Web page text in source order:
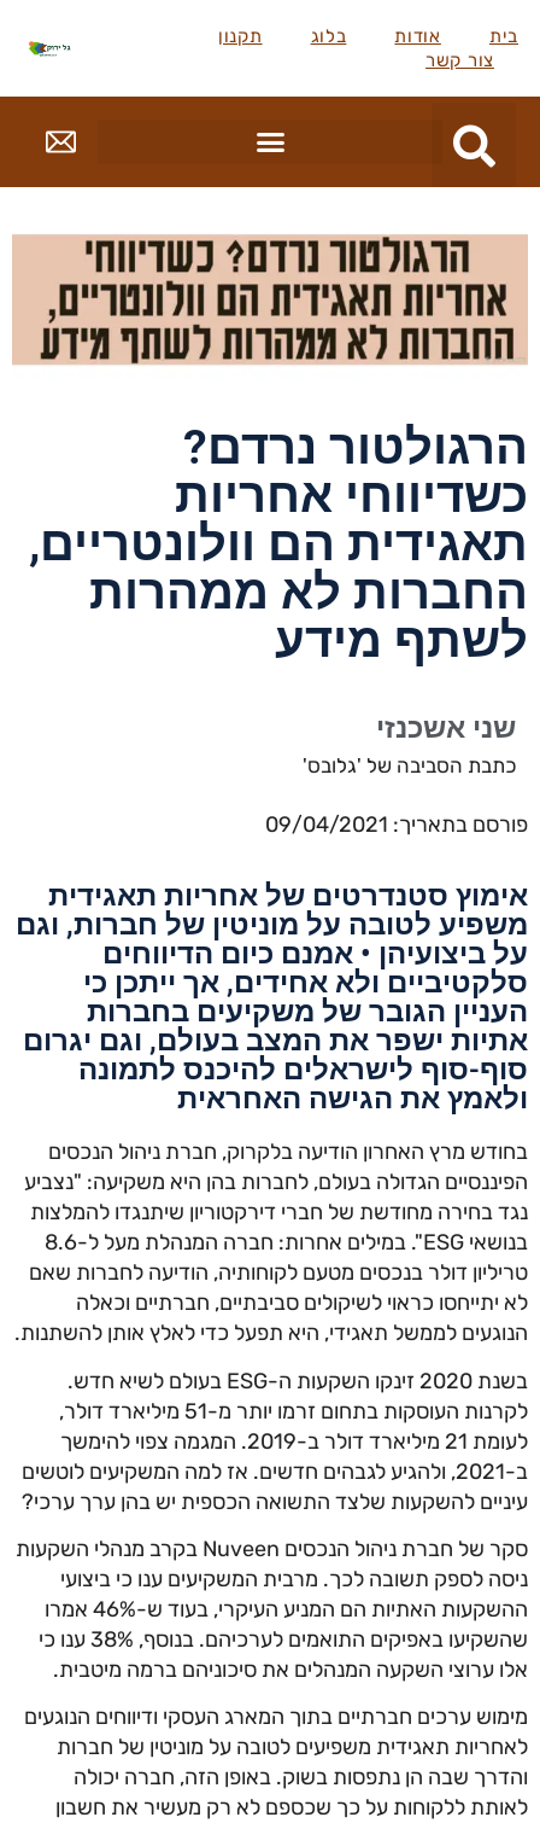
בית אודות בלוג
תקנון
צור קשר
הרגולטור נרדם?
כשדיווחי אחריות
תאגידית הם וולונטריים,
החברות לא ממהרות
לשתף מידע
שני אשכנזי
כתבת הסביבה של 'גלובס'
פורסם בתאריך: 09/04/2021
אימוץ סטנדרטים של אחריות תאגידית
משפיע לטובה על מוניטין של חברות, וגם
על ביצועיהן • אמנם כיום הדיווחים
סלקטיביים ולא אחידים, אך ייתכן כי
העניין הגובר של משקיעים בחברות
אתיות ישפר את המצב בעולם, וגם יגרום
סוף-סוף לישראלים להיכנס לתמונה
ולאמץ את הגישה האחראית
בחודש מרץ האחרון הודיעה בלקרוק, חברת ניהול הנכסים
הפיננסיים הגדולה בעולם, לחברות בהן היא משקיעה: "נצביע
נגד בחירה מחודשת של חברי דירקטוריון שיתנגדו להמלצות
בנושאי ESG". במילים אחרות: חברה המנהלת מעל ל-8.6
טריליון דולר בנכסים מטעם לקוחותיה, הודיעה לחברות שאם
לא יתייחסו כראוי לשיקולים סביבתיים, חברתיים וכאלה
הנוגעים לממשל תאגידי, היא תפעל כדי לאלץ אותן להשתנות.
בשנת 2020 זינקו השקעות ה-ESG בעולם לשיא חדש.
לקרנות העוסקות בתחום זרמו יותר מ-51 מיליארד דולר,
לעומת 21 מיליארד דולר ב-2019. המגמה צפוי להימשך
ב-2021, ולהגיע לגבהים חדשים. אז למה המשקיעים לוטשים
עיניים להשקעות שלצד התשואה הכספית יש בהן ערך ערכי?
סקר של חברת ניהול הנכסים Nuveen בקרב מנהלי השקעות
ניסה לספק תשובה לכך. מרבית המשקיעים ענו כי ביצועי
ההשקעות האתיות הם המניע העיקרי, בעוד ש-46% אמרו
שהשקיעו באפיקים התואמים לערכיהם. בנוסף, 38% ענו כי
אלו ערוצי השקעה המנהלים את סיכוניהם ברמה מיטבית.
מימוש ערכים חברתיים בתוך המארג העסקי ודיווחים הנוגעים
לאחריות תאגידית משפיעים לטובה על מוניטין של חברות
והדרך שבה הן נתפסות בשוק. באופן הזה, חברה יכולה
לאותת ללקוחות על כך שכספם לא רק מעשיר את חשבון